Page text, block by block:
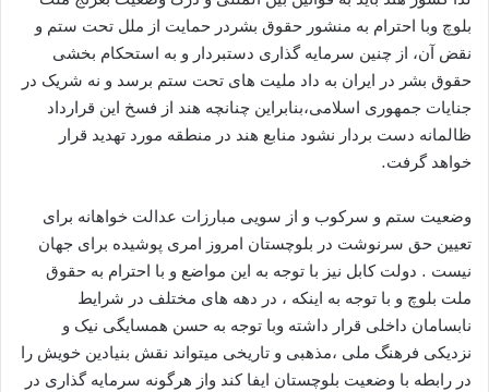
بلوچ وبا احترام به منشور حقوق بشردر حمایت از ملل تحت ستم و
نقض آن، از چنین سرمایه گذاری دستبردار و به استحکام بخشی
حقوق بشر در ایران به داد ملیت های تحت ستم برسد و نه شریک در
جنایات جمهوری اسلامی،بنابراین چنانچه هند از فسخ این قرارداد
ظالمانه دست بردار نشود منابع هند در منطقه مورد تهدید قرار
خواهد گرفت.
وضعیت ستم و سرکوب و از سویی مبارزات عدالت خواهانه برای
تعیین حق سرنوشت در بلوچستان امروز امری پوشیده برای جهان
نیست . دولت کابل نیز با توجه به این مواضع و با احترام به حقوق
ملت بلوچ و با توجه به اینکه ، در دهه های مختلف در شرایط
نابسامان داخلی قرار داشته وبا توجه به حسن همسایگی نیک و
نزدیکی فرهنگ ملی ،مذهبی و تاریخی میتواند نقش بنیادین خویش را
در رابطه با وضعیت بلوچستان ایفا کند واز هرگونه سرمایه گذاری در